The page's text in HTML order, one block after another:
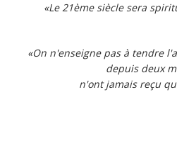
«Le 21ème siècle sera
«On n'enseigne pas à tendre
depuis deux
n'ont jamais reçu